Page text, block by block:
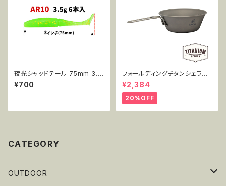
夜光シャッドテール 75mm 3.5
g 6pcs AR10
¥700
フォールディングチタンシェラカ
ップ 450ml単品 MT-FSC450
¥2,384
20%OFF
CATEGORY
OUTDOOR